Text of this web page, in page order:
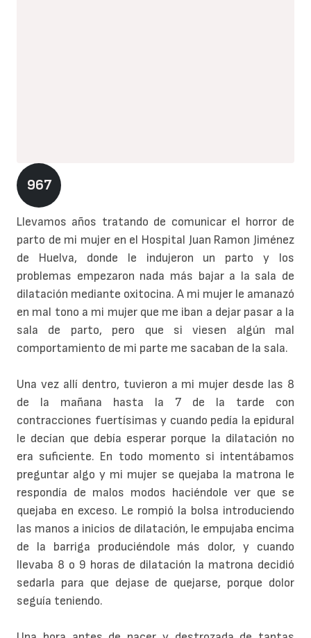
967
Llevamos años tratando de comunicar el horror de
parto de mi mujer en el Hospital Juan Ramon Jiménez
de Huelva, donde le indujeron un parto y los
problemas empezaron nada más bajar a la sala de
dilatación mediante oxitocina. A mi mujer le amanazó
en mal tono a mi mujer que me iban a dejar pasar a la
sala de parto, pero que si viesen algún mal
comportamiento de mi parte me sacaban de la sala.
Una vez allí dentro, tuvieron a mi mujer desde las 8
de la mañana hasta la 7 de la tarde con
contracciones fuertísimas y cuando pedía la epidural
le decían que debía esperar porque la dilatación no
era suficiente. En todo momento si intentábamos
preguntar algo y mi mujer se quejaba la matrona le
respondía de malos modos haciéndole ver que se
quejaba en exceso. Le rompió la bolsa introduciendo
las manos a inicios de dilatación, le empujaba encima
de la barriga produciéndole más dolor, y cuando
llevaba 8 o 9 horas de dilatación la matrona decidió
sedarla para que dejase de quejarse, porque dolor
seguía teniendo.